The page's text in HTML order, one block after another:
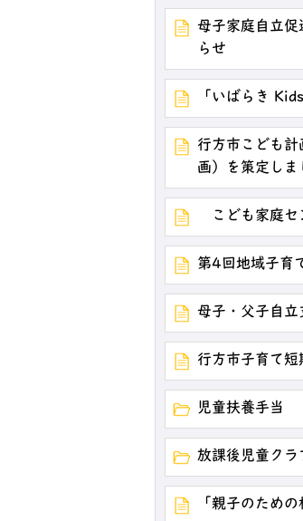
母子家庭自立促
らせ
「いばらき
行方市こども
画）を策定しま
こども家庭
第4回地域子育
母子・父子自立
行方市子育て短
児童扶養手当
放課後児童クラ
「親子のため